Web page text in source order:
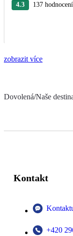
4.3 137
zobrazit více
Dovolená/Naše
Kontakt
+420